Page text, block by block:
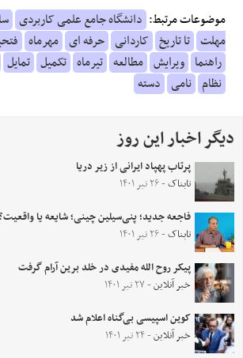
موضوعات مرتبط: دانشگاه جامع علمی کاربردی
مهلت تا تاریخ کاردانی حرفه ای مهرماه
راهنما ویرایش مطالعه تیرماه تکمیل تمایل
نظام نامی دسته
دیگر اخبار این روز
پرتاب پهپاد ایرانی از زیر دریا
تابناک- ۲۶ تیر ۱۴۰۱
فاجعه جدید؛ پنی‌سیلین چینی؛ شایعه یا
تابناک- ۲۶ تیر ۱۴۰۱
پیکر روح الله مفیدی در خلد برین آرام‌ گرفت
خبر آنلاین- ۲۷ تیر ۱۴۰۱
کوین اسپیسی بی‌گناه اعلام شد
خبر آنلاین- ۲۴ تیر ۱۴۰۱